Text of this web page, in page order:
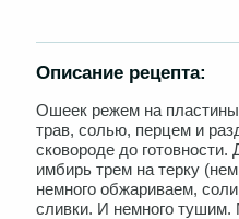
Описание рецепта:
Ошеек режем на
трав, солью, перцем и
сковороде до
имбирь трем на терку
немного обжариваем,
сливки. И немного